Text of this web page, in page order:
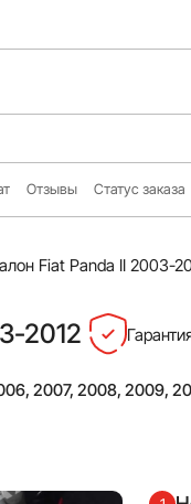
Отзывы Статус заказа
Fiat Panda II 2003-
2012
2007, 2008, 2009,